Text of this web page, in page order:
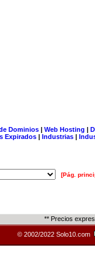
Dominios| Web Hosting |
Expirados | Industrias |
[Pág.
** Precios
© 2002/2022 Solo10.com